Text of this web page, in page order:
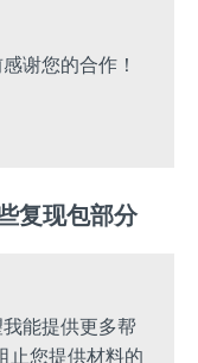
谢您的合作！
复现包部分
能提供更多帮
止您提供材料的